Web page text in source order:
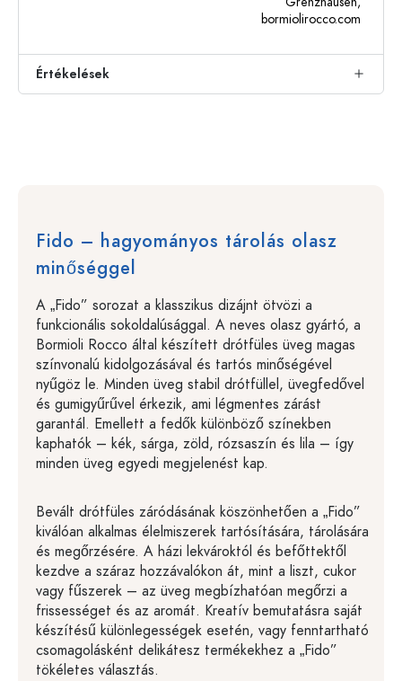
bormiolirocco.com
Értékelések
Fido – hagyományos tárolás olasz
minőséggel
A „Fido” sorozat a klasszikus dizájnt ötvözi a
funkcionális sokoldalúsággal. A neves olasz gyártó, a
Bormioli Rocco által készített drótfüles üveg magas
színvonalú kidolgozásával és tartós minőségével
nyűgöz le. Minden üveg stabil drótfüllel, üvegfedővel
és gumigyűrűvel érkezik, ami légmentes zárást
garantál. Emellett a fedők különböző színekben
kaphatók – kék, sárga, zöld, rózsaszín és lila – így
minden üveg egyedi megjelenést kap.
Bevált drótfüles záródásának köszönhetően a „Fido”
kiválóan alkalmas élelmiszerek tartósítására, tárolására
és megőrzésére. A házi lekvároktól és befőttektől
kezdve a száraz hozzávalókon át, mint a liszt, cukor
vagy fűszerek – az üveg megbízhatóan megőrzi a
frissességet és az aromát. Kreatív bemutatásra saját
készítésű különlegességek esetén, vagy fenntartható
csomagolásként delikátesz termékekhez a „Fido”
tökéletes választás.